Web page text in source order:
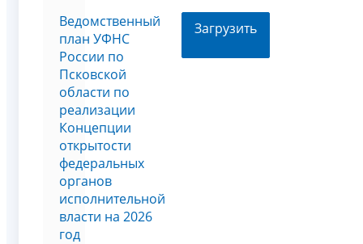
Ведомственный
план УФНС
России по
Псковской
области по
реализации
Концепции
открытости
федеральных
органов
исполнительной
власти на 2026
год
Загрузить